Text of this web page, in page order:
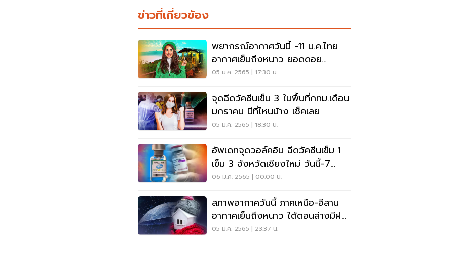
ข่าวที่เกี่ยวข้อง
พยากรณ์อากาศวันนี้ -11 ม.ค.ไทย
อากาศเย็นถึงหนาว ยอดดอย
อุณหภูมิ 4 องศา
05 ม.ค. 2565 | 17:30 น.
จุดฉีดวัคซีนเข็ม 3 ในพื้นที่กทม.เดือน
มกราคม มีที่ไหนบ้าง เช็คเลย
05 ม.ค. 2565 | 18:30 น.
อัพเดทจุดวอล์คอิน ฉีดวัคซีนเข็ม 1
เข็ม 3 จังหวัดเชียงใหม่ วันนี้-7
ม.ค.2565
06 ม.ค. 2565 | 00:00 น.
สภาพอากาศวันนี้ ภาคเหนือ-อีสาน
อากาศเย็นถึงหนาว ใต้ตอนล่างมีฝน
บางแห่ง
05 ม.ค. 2565 | 23:37 น.